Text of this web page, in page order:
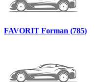
FAVORIT Forman (785)